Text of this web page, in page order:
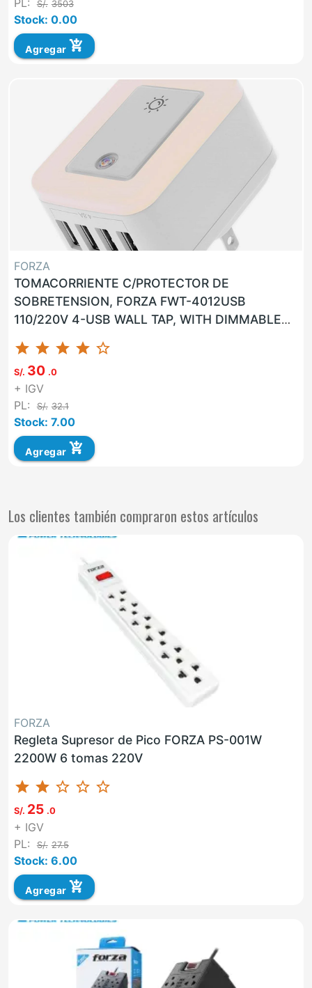
PL: S/. 3503
Stock: 0.00
Agregar add_shopping_cart
FORZA
TOMACORRIENTE C/PROTECTOR DE
SOBRETENSION, FORZA FWT-4012USB
110/220V 4-USB WALL TAP, WITH DIMMABLE
NIGHTLIGHT.
star star star star star_border
S/. 30 .0
+ IGV
PL:
S/. 32.1
Stock: 7.00
Agregar add_shopping_cart
Los clientes también compraron estos artículos
FORZA
Regleta Supresor de Pico FORZA PS-001W
2200W 6 tomas 220V
star star star_border star_border star_border
S/. 25 .0
+ IGV
PL:
S/. 27.5
Stock: 6.00
Agregar add_shopping_cart